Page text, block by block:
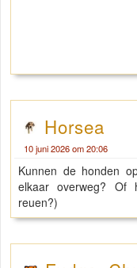
Horsea
10 juni 2026 om 20:06
Kunnen de honden
elkaar overweg? Of
reuen?)